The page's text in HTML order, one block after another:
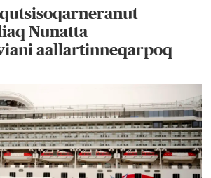
Nunatta
aallartinneqarpoq